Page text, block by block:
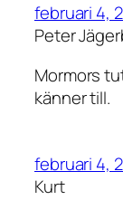
februari 4,
Peter
Mormors
känner till.
februari 4,
Kurt